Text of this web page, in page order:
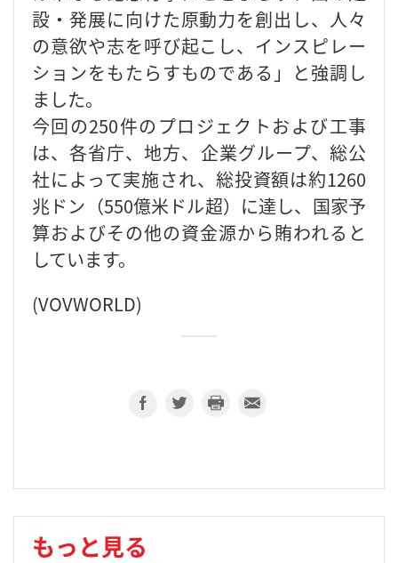
設・発展に向けた原動力を創出し、人々
の意欲や志を呼び起こし、インスピレー
ションをもたらすものである」と強調し
ました。
今回の250件のプロジェクトおよび工事
は、各省庁、地方、企業グループ、総公
社によって実施され、総投資額は約1260
兆ドン（550億米ドル超）に達し、国家予
算およびその他の資金源から賄われると
しています。
(VOVWORLD)
もっと見る